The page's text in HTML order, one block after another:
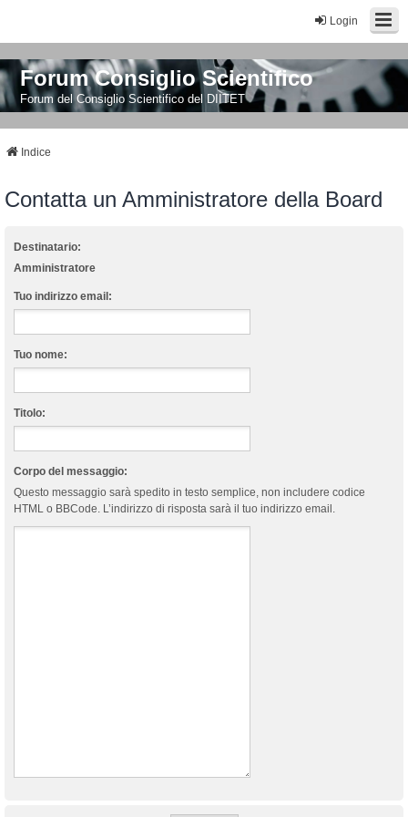
Login
Forum Consiglio Scientifico
Forum del Consiglio Scientifico del DIITET
Indice
Contatta un Amministratore della Board
Destinatario:
Amministratore
Tuo indirizzo email:
Tuo nome:
Titolo:
Corpo del messaggio:
Questo messaggio sarà spedito in testo semplice, non includere codice
HTML o BBCode. L’indirizzo di risposta sarà il tuo indirizzo email.